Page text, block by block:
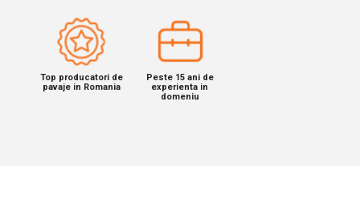
Top producatori de
pavaje in Romania
Peste 15 ani de
experienta in
domeniu